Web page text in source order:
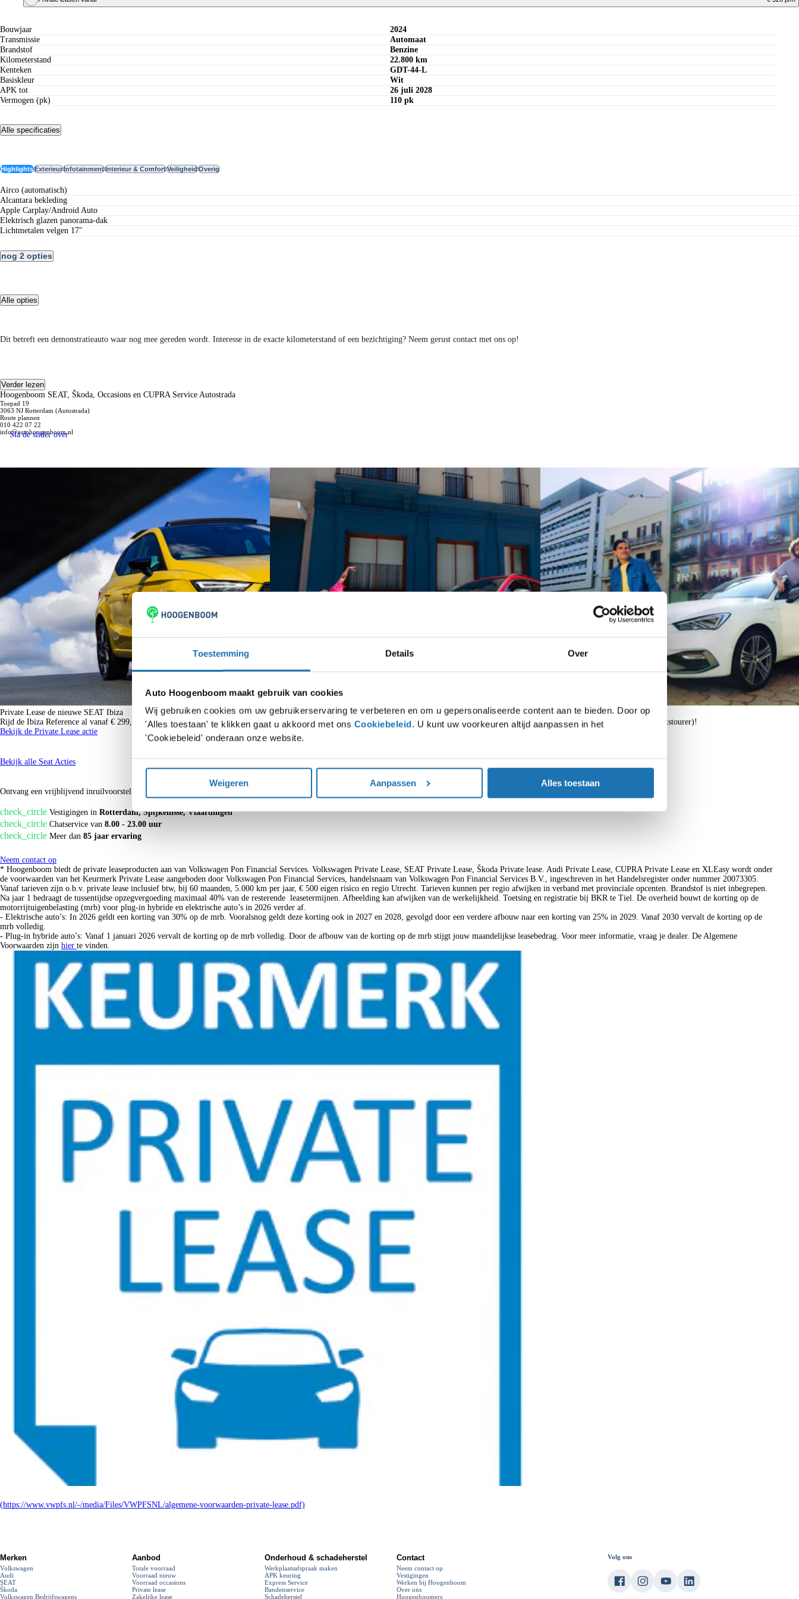
Toestemming Details Over
Auto Hoogenboom maakt gebruik van cookies
Wij gebruiken cookies om uw gebruikerservaring te verbeteren en om u gepersonaliseerde content aan te bieden. Door op
'Alles toestaan' te klikken gaat u akkoord met ons Cookiebeleid. U kunt uw voorkeuren altijd aanpassen in het
'Cookiebeleid' onderaan onze website.
Weigeren Aanpassen Alles toestaan
Maandbedrag berekenen
Offerte aanvragen
Bouwjaar
2024
Transmissie
Automaat
Brandstof
Benzine
Kilometerstand
22.800 km
Kenteken
GDT-44-L
Basiskleur
Wit
APK tot
26 juli 2028
Vermogen (pk)
110 pk
Alle specificaties
HighlightsExterieurInfotainmentInterieur & ComfortVeiligheidOverig
airco (automatisch)
alcantara bekleding
Apple Carplay/Android Auto
elektrisch glazen panorama-dak
lichtmetalen velgen 17"
nog 2 opties
Alle opties
Dit betreft een demonstratieauto waar nog mee gereden wordt. Interesse in de exacte kilometerstand of een bezichtiging? Neem gerust contact met ons op!
Verder lezen
Hoogenboom SEAT, Škoda, Occasions en CUPRA Service Autostrada
Toepad 19
3063 NJ Rotterdam (Autostrada)
Route plannen
010 422 07 22
info@autohoogenboom.nl
Sla de slider over
Private Lease de nieuwe SEAT Ibiza
Rijd de Ibiza Reference al vanaf € 299,-!
Bekijk de Private Lease actie
Inruilpremies
Oplopend tot wel €3.000 boven op de waarde van je huidige auto!
€ 5.600,- korting op de Leon FR
Krijg extra korting op de Leon (Sportstourer)!
Bekijk de actie
Bekijk alle Seat Acties
Ontvang een vrijblijvend inruilvoorstel voor uw auto.
check_circle Vestigingen in Rotterdam, Spijkenisse, Vlaardingen
check_circle Chatservice van 8.00 - 23.00 uur
check_circle Meer dan 85 jaar ervaring
Neem contact op
* Hoogenboom biedt de private leaseproducten aan van Volkswagen Pon Financial Services. Volkswagen Private Lease, SEAT Private Lease, Škoda Private lease. Audi Private Lease, CUPRA Private Lease en XLEasy wordt onder
de voorwaarden van het Keurmerk Private Lease aangeboden door Volkswagen Pon Financial Services, handelsnaam van Volkswagen Pon Financial Services B.V., ingeschreven in het Handelsregister onder nummer 20073305.
Vanaf tarieven zijn o.b.v. private lease inclusief btw, bij 60 maanden, 5.000 km per jaar, € 500 eigen risico en regio Utrecht. Tarieven kunnen per regio afwijken in verband met provinciale opcenten. Brandstof is niet inbegrepen.
Na jaar 1 bedraagt de tussentijdse opzegvergoeding maximaal 40% van de resterende leasetermijnen. Afbeelding kan afwijken van de werkelijkheid. Toetsing en registratie bij BKR te Tiel. De overheid bouwt de korting op de
motorrijtuigenbelasting (mrb) voor plug-in hybride en elektrische auto’s in 2026 verder af.
- Elektrische auto’s: In 2026 geldt een korting van 30% op de mrb. Vooralsnog geldt deze korting ook in 2027 en 2028, gevolgd door een verdere afbouw naar een korting van 25% in 2029. Vanaf 2030 vervalt de korting op de
mrb volledig.
- Plug-in hybride auto’s: Vanaf 1 januari 2026 vervalt de korting op de mrb volledig. Door de afbouw van de korting op de mrb stijgt jouw maandelijkse leasebedrag. Voor meer informatie, vraag je dealer. De Algemene
Voorwaarden zijn hier te vinden.
(https://www.vwpfs.nl/-/media/Files/VWPFSNL/algemene-voorwaarden-private-lease.pdf)
Merken
Volkswagen
Audi
SEAT
Škoda
Volkswagen Bedrijfswagens
Aanbod
Totale voorraad
Voorraad nieuw
Voorraad occasions
Private lease
Zakelijke lease
Onderhoud & schadeherstel
Werkplaatsafspraak maken
APK keuring
Express Service
Bandenservice
Schadeherstel
Contact
Neem contact op
Vestigingen
Werken bij Hoogenboom
Over ons
Hoogenboomers
Volg ons